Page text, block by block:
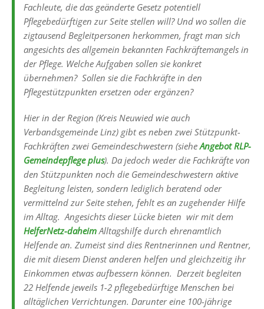
Fachleute, die das geänderte Gesetz potentiell
Pflegebedürftigen zur Seite stellen will? Und wo sollen die
zigtausend Begleitpersonen herkommen, fragt man sich
angesichts des allgemein bekannten Fachkräftemangels in
der Pflege. Welche Aufgaben sollen sie konkret
übernehmen? Sollen sie die Fachkräfte in den
Pflegestützpunkten ersetzen oder ergänzen?
Hier in der Region (Kreis Neuwied wie auch
Verbandsgemeinde Linz) gibt es neben zwei Stützpunkt-
Fachkräften zwei Gemeindeschwestern (sieheAngebot RLP-
Gemeindepflege plus). Da jedoch weder die Fachkräfte von
den Stützpunkten noch die Gemeindeschwestern aktive
Begleitung leisten, sondern lediglich beratend oder
vermittelnd zur Seite stehen, fehlt es an zugehender Hilfe
im Alltag. Angesichts dieser Lücke bieten wir mit dem
HelferNetz-daheimAlltagshilfe durch ehrenamtlich
Helfende an. Zumeist sind dies Rentnerinnen und Rentner,
die mit diesem Dienst anderen helfen und gleichzeitig ihr
Einkommen etwas aufbessern können. Derzeit begleiten
22 Helfende jeweils 1-2 pflegebedürftige Menschen bei
alltäglichen Verrichtungen. Darunter eine 100-jährige